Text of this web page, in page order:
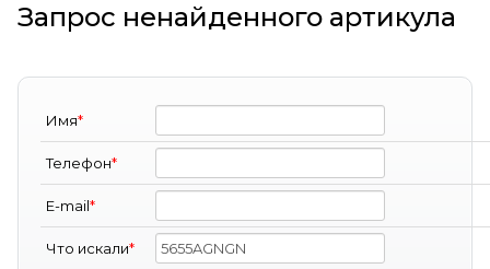
Запрос ненайденного артикула
Имя*
Телефон*
E-mail*
Что искали*